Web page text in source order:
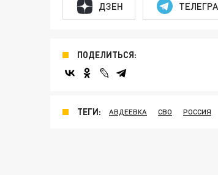
ДЗЕН
ПОДЕЛИТЬСЯ:
ТЕГИ: АВДЕЕВКА СВО РОССИЯ